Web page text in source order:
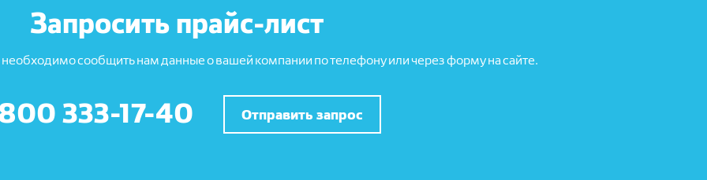
Запросить прайс-лист
сообщить нам данные о вашей компании по телефону или через форму на сайте.
333-17-40 Отправить запрос